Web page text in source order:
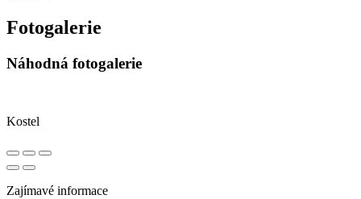
Fotogalerie
Náhodná fotogalerie
Kostel
Zajímavé informace